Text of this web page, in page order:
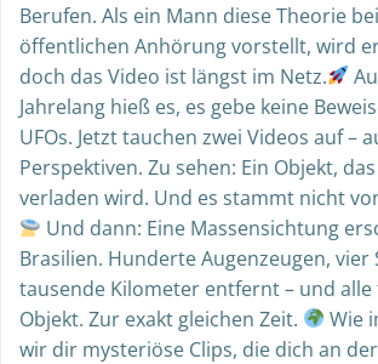
Berufen. Als ein Mann diese Theorie
öffentlichen Anhörung vorstellt, wird
doch das Video ist längst im Netz.
Jahrelang hieß es, es gebe keine
UFOs. Jetzt tauchen zwei Videos auf –
Perspektiven. Zu sehen: Ein Objekt,
verladen wird. Und es stammt nicht
Und dann: Eine Massensichtung
Brasilien. Hunderte Augenzeugen, vier
tausende Kilometer entfernt – und alle
Objekt. Zur exakt gleichen Zeit.
Wie
wir dir mysteriöse Clips, die dich an